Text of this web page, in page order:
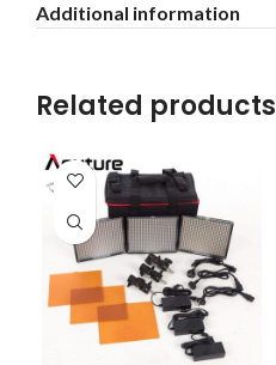
Additional information
Related products